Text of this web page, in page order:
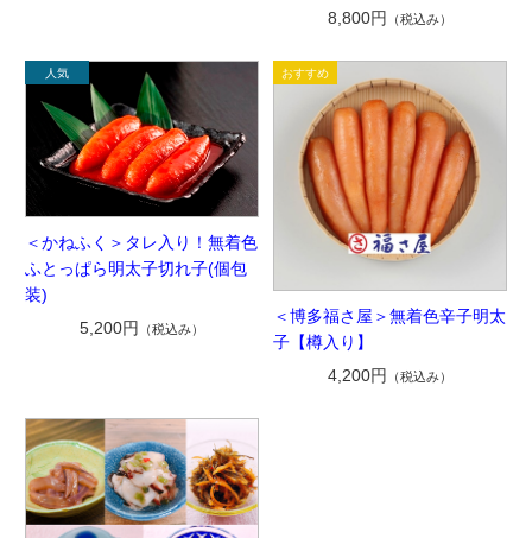
8,800円
（税込み）
＜かねふく＞タレ入り！無着色
ふとっぱら明太子切れ子(個包
装)
5,200円
（税込み）
＜博多福さ屋＞無着色辛子明太
子【樽入り】
4,200円
（税込み）